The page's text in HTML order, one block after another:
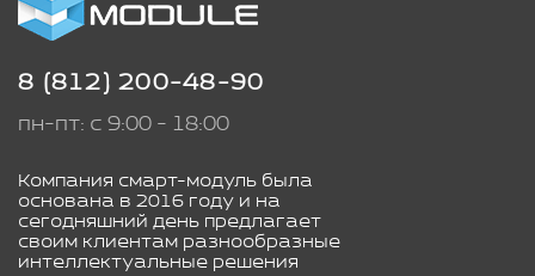
8 (812) 200-48-90
пн-пт: с 9:00 - 18:00
Компания смарт-модуль была
основана в 2016 году и на
сегодняшний день предлагает
своим клиентам разнообразные
интеллектуальные решения